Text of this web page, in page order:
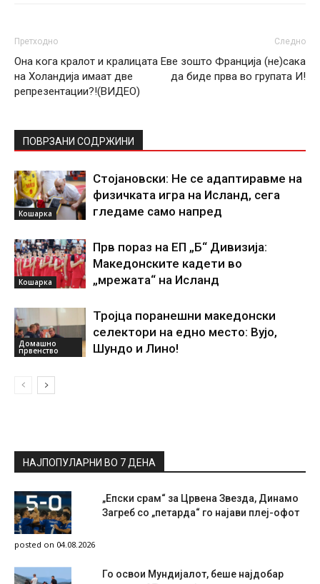
Претходно
Она кога кралот и кралицата
на Холандија имаат две
репрезентации?!(ВИДЕО)
Следно
Еве зошто Франција (не)сака
да биде прва во групата И!
ПОВРЗАНИ СОДРЖИНИ
Кошарка
Стојановски: Не се адаптиравме на
физичката игра на Исланд, сега
гледаме само напред
Кошарка
Прв пораз на ЕП „Б“ Дивизија:
Македонските кадети во
„мрежата“ на Исланд
Домашно
првенство
Тројца поранешни македонски
селектори на едно место: Вујо,
Шундо и Лино!
НАЈПОПУЛАРНИ ВО 7 ДЕНА
„Епски срам“ за Црвена Звезда, Динамо
Загреб со „петарда“ го најави плеј-офот
posted on 04.08.2026
Го освои Мундијалот, беше најдобар